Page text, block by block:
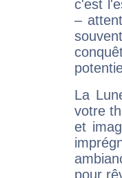
c'est
–
La
votre
et
pour